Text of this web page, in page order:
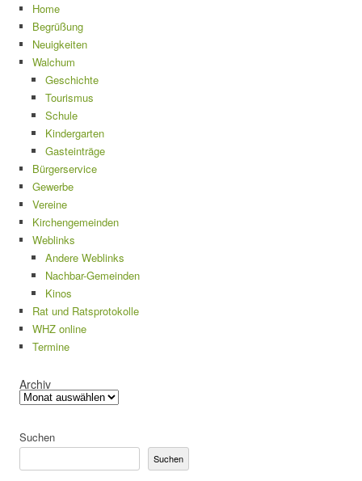
Home
Begrüßung
Neuigkeiten
Walchum
Geschichte
Tourismus
Schule
Kindergarten
Gasteinträge
Bürgerservice
Gewerbe
Vereine
Kirchengemeinden
Weblinks
Andere Weblinks
Nachbar-Gemeinden
Kinos
Rat und Ratsprotokolle
WHZ online
Termine
Archiv
Suchen
Suchen